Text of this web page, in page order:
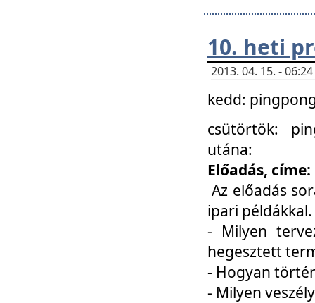
10. heti
2013. 04. 15. -
kedd:
csütörtök:
utána:
Előadás,
Az előadás
ipari
- Milyen
hegesztett
- Hogyan
- Milyen